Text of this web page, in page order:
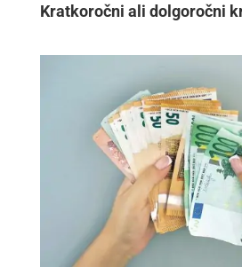
Kratkoročni ali dolgoročni